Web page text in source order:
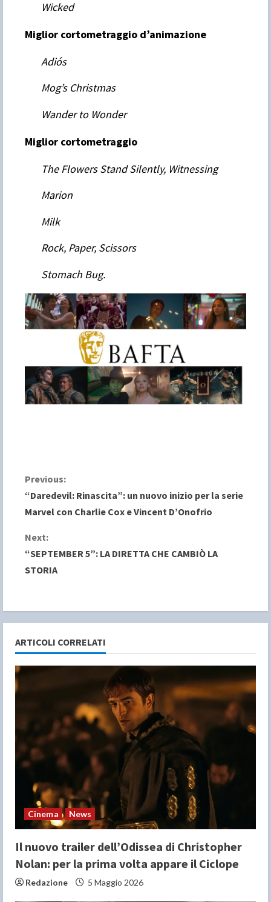
Wicked
Miglior cortometraggio d’animazione
Adiós
Mog’s Christmas
Wander to Wonder
Miglior cortometraggio
The Flowers Stand Silently, Witnessing
Marion
Milk
Rock, Paper, Scissors
Stomach Bug.
C
o
n
t
n
u
e
a
d
n
g
Previous:
“Daredevil: Rinascita”: un nuovo inizio per la serie
Marvel con Charlie Cox e Vincent D’Onofrio
Next:
“SEPTEMBER 5”: LA DIRETTA CHE CAMBIÒ LA
STORIA
ARTICOLI CORRELATI
Cinema News
Il nuovo trailer dell’Odissea di Christopher
Nolan: per la prima volta appare il Ciclope
Redazione 5 Maggio 2026